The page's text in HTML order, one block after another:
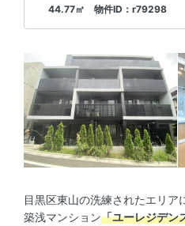
44.77㎡ 物件ID：r79298
目黒区東山の洗練されたエリ
築浅マンション「ユーレジデン